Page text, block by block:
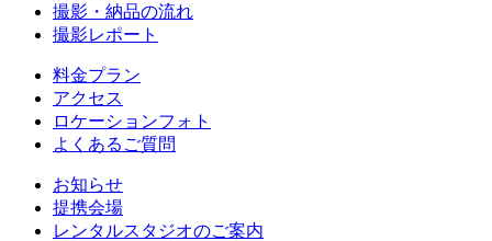
撮影・納品の流れ
撮影レポート
料金プラン
アクセス
ロケーションフォト
よくあるご質問
お知らせ
提携会場
レンタルスタジオのご案内